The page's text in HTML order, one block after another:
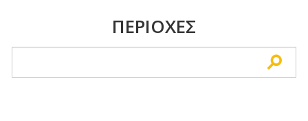
ΠΕΡΙΟΧΕΣ